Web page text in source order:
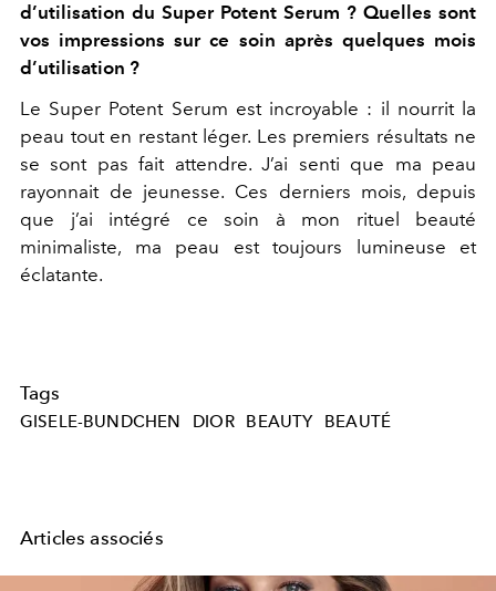
d’utilisation du Super Potent Serum ? Quelles sont
vos impressions sur ce soin après quelques mois
d’utilisation ?
Le Super Potent Serum est incroyable : il nourrit la
peau tout en restant léger. Les premiers résultats ne
se sont pas fait attendre. J’ai senti que ma peau
rayonnait de jeunesse. Ces derniers mois, depuis
que j’ai intégré ce soin à mon rituel beauté
minimaliste, ma peau est toujours lumineuse et
éclatante.
Tags
GISELE-BUNDCHEN DIOR BEAUTY BEAUTÉ
Articles associés